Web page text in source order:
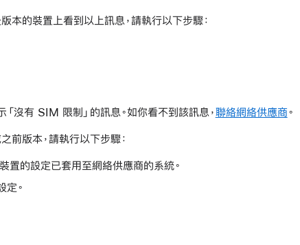
的裝置上看到以上訊息，請執行以下步驟：
「沒有 SIM 限制」的訊息。如你看不到該訊息，聯絡網絡供應商。
版本，請執行以下步驟：
裝置的設定已套用至網絡供應商的系統。
。